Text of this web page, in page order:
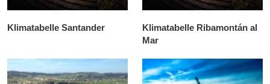
Klimatabelle Santander
Klimatabelle Ribamontán al
Mar